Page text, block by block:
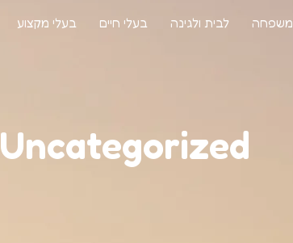
משפחה לבית ולגינה בעלי חיים בעלי מקצוע
Uncategorized